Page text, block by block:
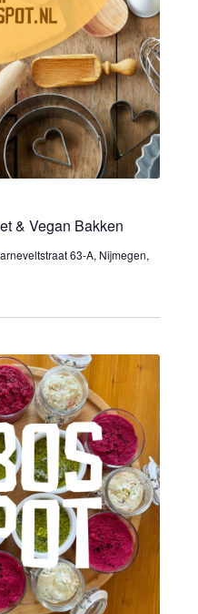
& Vegan Bakken
63-A, Nijmegen,